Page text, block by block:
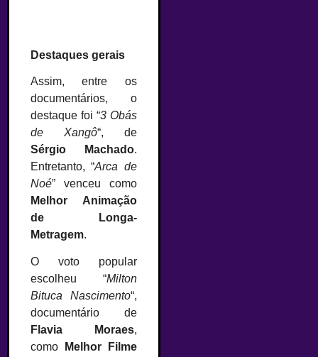
Destaques gerais
Assim, entre os
documentários, o
destaque foi “3 Obás
de Xangô“, de
Sérgio Machado.
Entretanto, “Arca de
Noé” venceu como
Melhor Animação
de Longa-
Metragem.
O voto popular
escolheu “Milton
Bituca Nascimento“,
documentário de
Flavia Moraes,
como
Melhor Filme